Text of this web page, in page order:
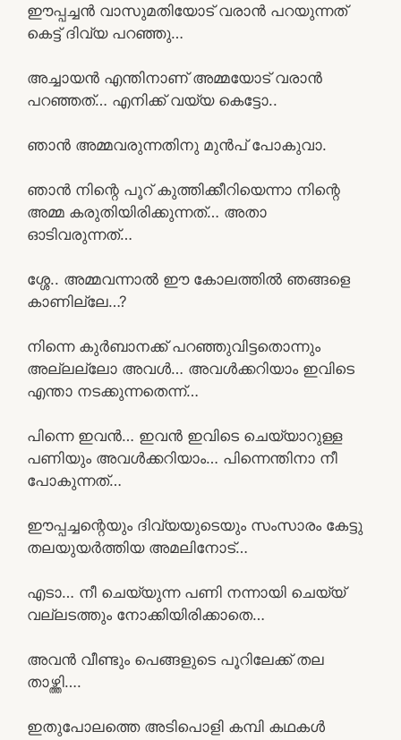
ഈപ്പച്ചൻ വാസുമതിയോട് വരാൻ പറയുന്നത്
കെട്ട് ദിവ്യ പറഞ്ഞു…
അച്ചായൻ എന്തിനാണ് അമ്മയോട് വരാൻ
പറഞ്ഞത്… എനിക്ക് വയ്യ കെട്ടോ..
ഞാൻ അമ്മവരുന്നതിനു മുൻപ് പോകുവാ.
ഞാൻ നിന്റെ പൂറ് കുത്തിക്കീറിയെന്നാ നിന്റെ
അമ്മ കരുതിയിരിക്കുന്നത്… അതാ
ഓടിവരുന്നത്…
ശ്ശേ.. അമ്മവന്നാൽ ഈ കോലത്തിൽ ഞങ്ങളെ
കാണില്ലേ…?
നിന്നെ കുർബാനക്ക് പറഞ്ഞുവിട്ടതൊന്നും
അല്ലല്ലോ അവൾ… അവൾക്കറിയാം ഇവിടെ
എന്താ നടക്കുന്നതെന്ന്…
പിന്നെ ഇവൻ… ഇവൻ ഇവിടെ ചെയ്യാറുള്ള
പണിയും അവൾക്കറിയാം… പിന്നെന്തിനാ നീ
പോകുന്നത്…
ഈപ്പച്ചന്റെയും ദിവ്യയുടെയും സംസാരം കേട്ടു
തലയുയർത്തിയ അമലിനോട്…
എടാ… നീ ചെയ്യുന്ന പണി നന്നായി ചെയ്യ്
വല്ലടത്തും നോക്കിയിരിക്കാതെ…
അവൻ വീണ്ടും പെങ്ങളുടെ പൂറിലേക്ക് തല
താഴ്ത്തി….
ഇതുപോലത്തെ അടിപൊളി കമ്പി കഥകൾ